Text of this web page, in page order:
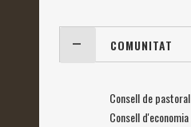
COMUNITAT
Consell de pastoral
Consell d'economia